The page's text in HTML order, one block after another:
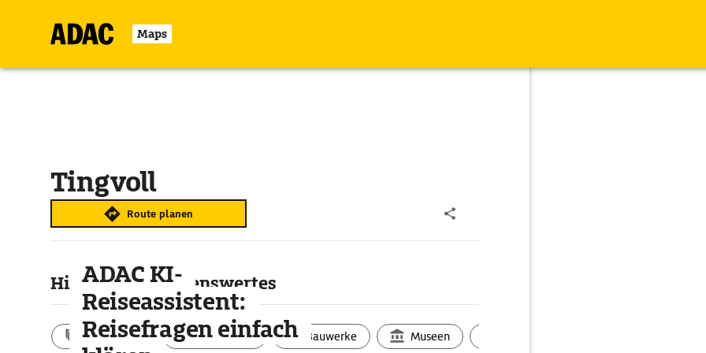
Maps
Tingvoll
Route planen
Highlights & Sehenswertes
Aktivitäten Landschaft Bauwerke Museen
ADAC KI-
Reiseassistent:
Reisefragen einfach